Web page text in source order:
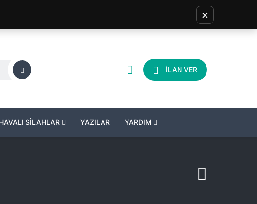
İLAN VER
HAVALI SİLAHLAR YAZILAR YARDIM
×